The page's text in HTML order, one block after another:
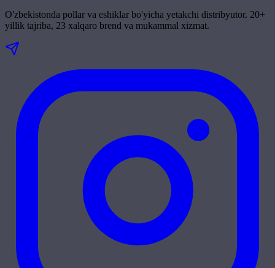
O'zbekistonda pollar va eshiklar bo'yicha yetakchi distribyutor. 20+
yillik tajriba, 23 xalqaro brend va mukammal xizmat.